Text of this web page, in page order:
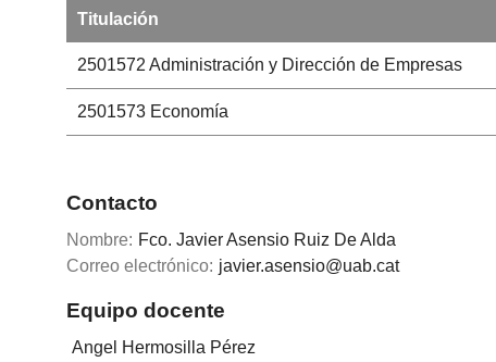
Titulación
2501572 Administración y Dirección de Empresas
2501573Economía
Contacto
Nombre: Fco. Javier Asensio Ruiz De Alda
Correo electrónico: javier.asensio@uab.cat
Equipo docente
Angel Hermosilla Pérez